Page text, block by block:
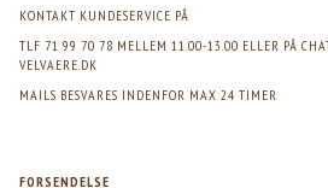
KONTAKT KUNDESERVICE PÅ
TLF 71 99 70 78 MELLEM 11.00-13.00 ELLER PÅ
VELVAERE.DK
MAILS BESVARES INDENFOR MAX 24 TIMER
FORSENDELSE